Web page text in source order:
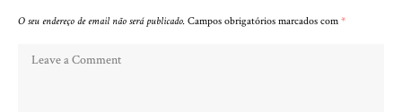
O seu endereço de email não será publicado. Campos obrigatórios marcados com *